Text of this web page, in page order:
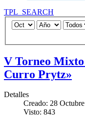
TPL_SEARCH
V Torneo
Curro Prytz»
Detalles
Creado: 28
Visto: 843